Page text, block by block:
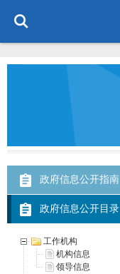
政府信息公开指南
政府信息公开目录
工作机构
机构信息
领导信息